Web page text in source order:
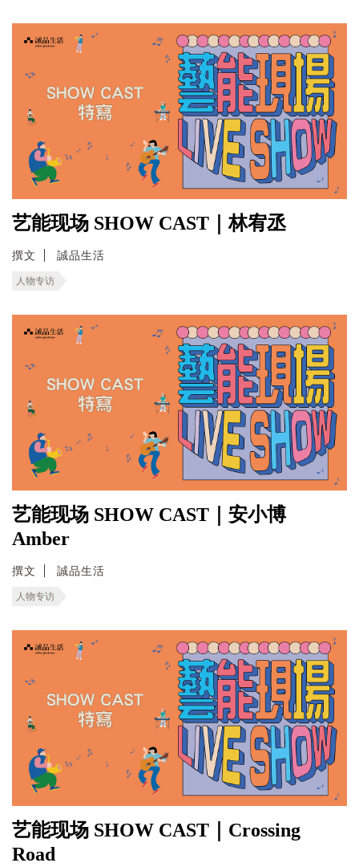
艺能现场 SHOW CAST｜林宥丞
撰文 誠品生活
人物专访
艺能现场 SHOW CAST｜安小博
Amber
撰文 誠品生活
人物专访
艺能现场 SHOW CAST｜Crossing
Road